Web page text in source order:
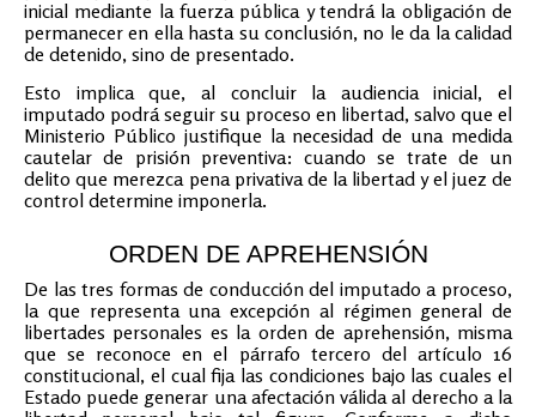
inicial mediante la fuerza pública y tendrá la obligación de
permanecer en ella hasta su conclusión, no le da la calidad
de detenido, sino de presentado.
Esto implica que, al concluir la audiencia inicial, el
imputado podrá seguir su proceso en libertad, salvo que el
Ministerio Público justifique la necesidad de una medida
cautelar de prisión preventiva: cuando se trate de un
delito que merezca pena privativa de la libertad y el juez de
control determine imponerla.
ORDEN DE APREHENSIÓN
De las tres formas de conducción del imputado a proceso,
la que representa una excepción al régimen general de
libertades personales es la orden de aprehensión, misma
que se reconoce en el párrafo tercero del artículo 16
constitucional, el cual fija las condiciones bajo las cuales el
Estado puede generar una afectación válida al derecho a la